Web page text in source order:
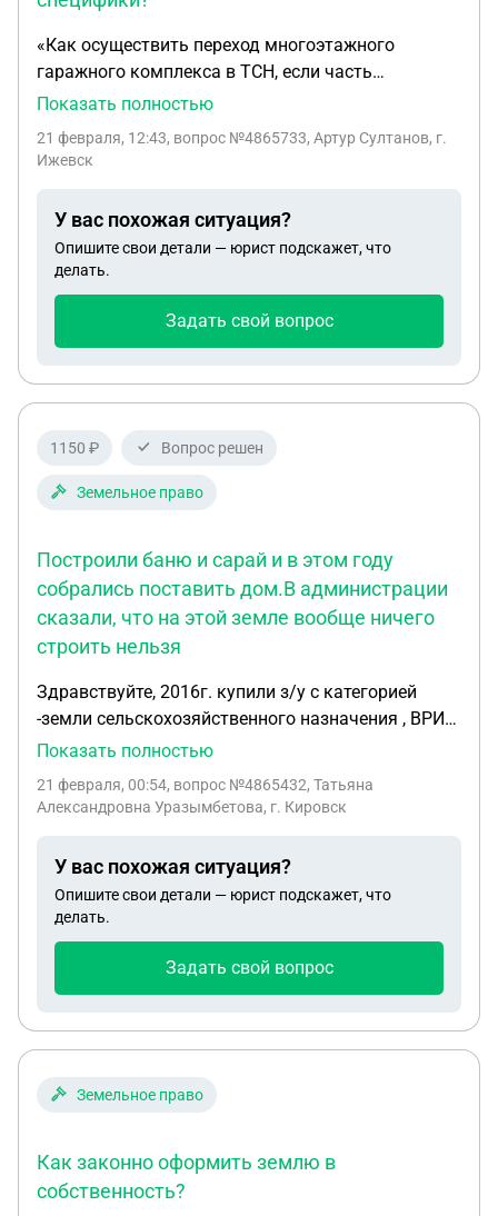
«Как осуществить переход многоэтажного
гаражного комплекса в ТСН, если часть
владельцев не оформила собственность, а имеет
помочь составить устав ТСН для такого
Показать полностью
21 февраля, 12:43, вопрос №4865733, Артур Султанов, г.
Ижевск
У вас похожая ситуация?
Опишите свои детали — юрист подскажет, что
делать.
Задать свой вопрос
1150 ₽ Вопрос решен
Земельное право
Построили баню и сарай и в этом году
собрались поставить дом.В администрации
сказали, что на этой земле вообще ничего
строить нельзя
Здравствуйте, 2016г. купили з/у с категорией
-земли сельскохозяйственного назначения , ВРИ
-ведение дачного хозяйства. Построили баню и
администрации сказали, что на этой земле
Показать полностью
21 февраля, 00:54, вопрос №4865432, Татьяна
Александровна Уразымбетова, г. Кировск
У вас похожая ситуация?
Опишите свои детали — юрист подскажет, что
делать.
Задать свой вопрос
Земельное право
Как законно оформить землю в
собственность?